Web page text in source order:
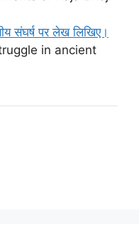
संघर्ष पर लेख लिखिए।
in ancient